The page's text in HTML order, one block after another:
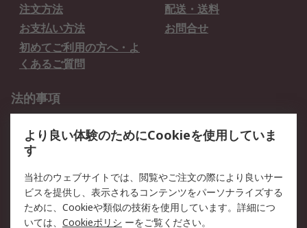
注文方法
配送・送料
お支払い方法
お問合せ
初めてご利用の方へ・よ
くあるご質問
法的事項
クッキーポリシー
RSについて
会社概要
採用情報
プレスリリース＆お知ら
コーポレートサイト
より良い体験のためにCookieを使用していま
す
当社のウェブサイトでは、閲覧やご注文の際により良いサー
ビスを提供し、表示されるコンテンツをパーソナライズする
ために、Cookieや類似の技術を使用しています。詳細につ
いては、 Cookieポリシ ーをご覧ください。